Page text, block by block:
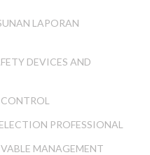
LAPORAN
DEVICES AND
PROFESSIONAL
MANAGEMENT